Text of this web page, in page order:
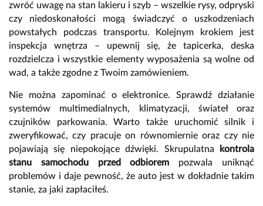
zwróć uwagę na stan lakieru i szyb – wszelkie rysy, odpryski
czy niedoskonałości mogą świadczyć o uszkodzeniach
powstałych podczas transportu. Kolejnym krokiem jest
inspekcja wnętrza – upewnij się, że tapicerka, deska
rozdzielcza i wszystkie elementy wyposażenia są wolne od
wad, a także zgodne z Twoim zamówieniem.
Nie można zapominać o elektronice. Sprawdź działanie
systemów multimedialnych, klimatyzacji, świateł oraz
czujników parkowania. Warto także uruchomić silnik i
zweryfikować, czy pracuje on równomiernie oraz czy nie
pojawiają się niepokojące dźwięki. Skrupulatna
kontrola
stanu samochodu przed odbiorem pozwala uniknąć
problemów i daje pewność, że auto jest w dokładnie takim
stanie, za jaki zapłaciłeś.